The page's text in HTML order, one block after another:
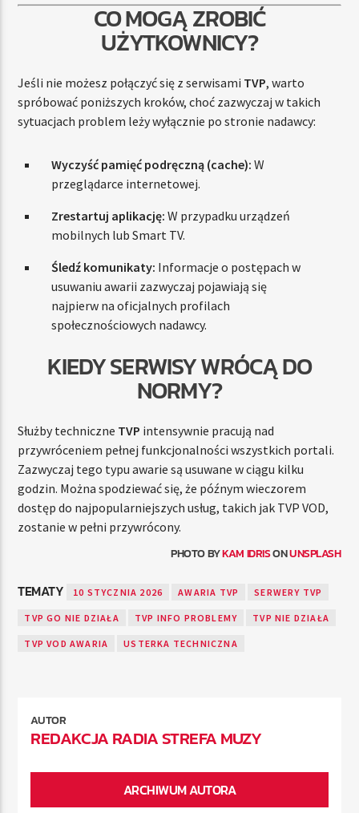
CO MOGĄ ZROBIĆ
UŻYTKOWNICY?
Jeśli nie możesz połączyć się z serwisami TVP, warto
spróbować poniższych kroków, choć zazwyczaj w takich
sytuacjach problem leży wyłącznie po stronie nadawcy:
Wyczyść pamięć podręczną (cache): W
przeglądarce internetowej.
Zrestartuj aplikację: W przypadku urządzeń
mobilnych lub Smart TV.
Śledź komunikaty: Informacje o postępach w
usuwaniu awarii zazwyczaj pojawiają się
najpierw na oficjalnych profilach
społecznościowych nadawcy.
KIEDY SERWISY WRÓCĄ DO
NORMY?
Służby techniczne TVP intensywnie pracują nad
przywróceniem pełnej funkcjonalności wszystkich portali.
Zazwyczaj tego typu awarie są usuwane w ciągu kilku
godzin. Można spodziewać się, że późnym wieczorem
dostęp do najpopularniejszych usług, takich jak TVP VOD,
zostanie w pełni przywrócony.
PHOTO BYKAM IDRISONUNSPLASH
TEMATY 10 STYCZNIA 2026 AWARIA TVP SERWERY TVP
TVP GO NIE DZIAŁA TVP INFO PROBLEMY TVP NIE DZIAŁA
TVP VOD AWARIA USTERKA TECHNICZNA
AUTOR
REDAKCJA RADIA STREFA MUZY
ARCHIWUM AUTORA